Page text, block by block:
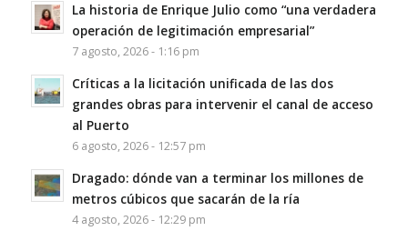
La historia de Enrique Julio como “una verdadera
operación de legitimación empresarial”
7 agosto, 2026 - 1:16 pm
Críticas a la licitación unificada de las dos
grandes obras para intervenir el canal de acceso
al Puerto
6 agosto, 2026 - 12:57 pm
Dragado: dónde van a terminar los millones de
metros cúbicos que sacarán de la ría
4 agosto, 2026 - 12:29 pm